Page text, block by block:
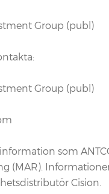
Group (publ)
Group (publ)
som
(MAR).
Cision.